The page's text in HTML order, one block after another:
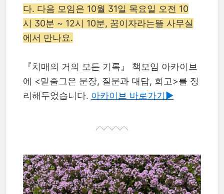
다. 다음 모임은 10월 31일 목요일 오전 10
시 30분 ~ 12시 10분, 꿈이자라는뜰 사무실
에서 만나요.
『치매의 거의 모든 기록』 책모임 아카이브
에 <밑줄그은 문장, 질문과 대답, 회고>를 정
리해두었습니다. 아카이브 바로가기▶︎